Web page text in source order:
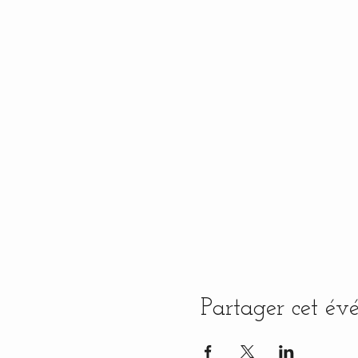
Partager cet